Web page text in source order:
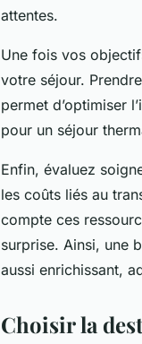
attentes.
Une fois vos
votre séjour.
permet d’optimiser
pour un séjour
Enfin, évaluez
les coûts liés au
compte ces
surprise. Ainsi, une
aussi enrichissant,
Choisir la